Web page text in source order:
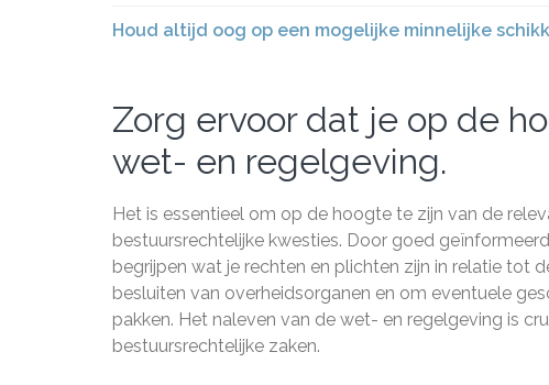
Houd altijd oog op een mogelijke minnelijke
Zorg ervoor dat je op de
wet- en regelgeving.
Het is essentieel om op de hoogte te zijn van de
bestuursrechtelijke kwesties. Door goed
begrijpen wat je rechten en plichten zijn in relatie tot
besluiten van overheidsorganen en om eventuele
pakken. Het naleven van de wet- en regelgeving is
bestuursrechtelijke zaken.